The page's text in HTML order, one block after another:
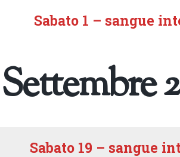
Sabato 1 – sangue
Settembre
Sabato 19 – sangue